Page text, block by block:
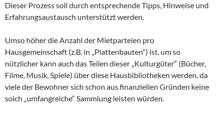
Dieser Prozess soll durch entsprechende Tipps, Hinweise und
Erfahrungsaustausch unterstützt werden.
Umso höher die Anzahl der Mietparteien pro
Hausgemeinschaft (z.B. in „Plattenbauten“) ist, um so
nützlicher kann auch das Teilen dieser „Kulturgüter“ (Bücher,
Filme, Musik, Spiele) über diese Hausbibliotheken werden, da
viele der Bewohner sich schon aus finanziellen Gründen keine
solch „umfangreiche“ Sammlung leisten würden.